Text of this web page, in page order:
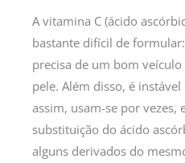
A vitamina C (ácido
bastante difícil de
precisa de um bom
pele. Além disso, é
assim, usam-se por vezes,
substituição do ácido
alguns derivados do